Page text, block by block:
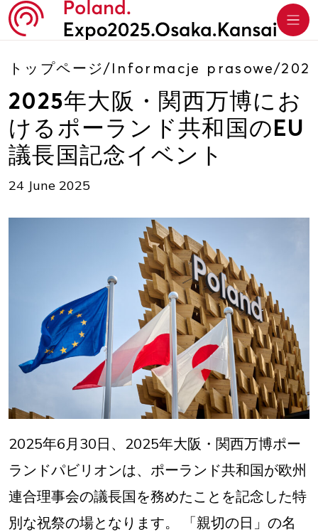
トップページ/Informacje prasowe/
2025年大阪・関西万博にお
けるポーランド共和国のEU
議長国記念イベント
24 June 2025
2025年6月30日、2025年大阪・関西万博ポー
ランドパビリオンは、ポーランド共和国が欧州
連合理事会の議長国を務めたことを記念した特
別な祝祭の場となります。 「親切の日」の名